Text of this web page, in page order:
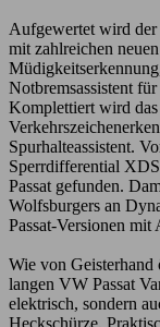
Aufgewertet wird der
mit zahlreichen
Notbremsassistent
Komplettiert wird
Spurhalteassistent.
Sperrdifferential XDS
Passat gefunden.
Wolfsburgers an
Passat-Versionen
Wie von
langen VW Passat
elektrisch, sondern
Heckschürze.